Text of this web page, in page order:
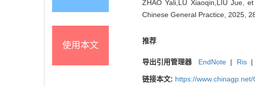
ZHAO Yali,LU Xiaoqin,LIU Jue,
Chinese General Practice, 2025,
使用本文 推荐
导出引用管理器 EndNote | Ris |
链接本文: https://